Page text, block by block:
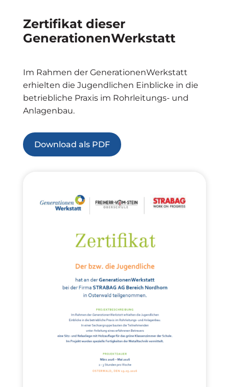
Zertifikat dieser
GenerationenWerkstatt
Im Rahmen der GenerationenWerkstatt
erhielten die Jugendlichen Einblicke in die
betriebliche Praxis im Rohrleitungs- und
Anlagenbau.
Download als PDF